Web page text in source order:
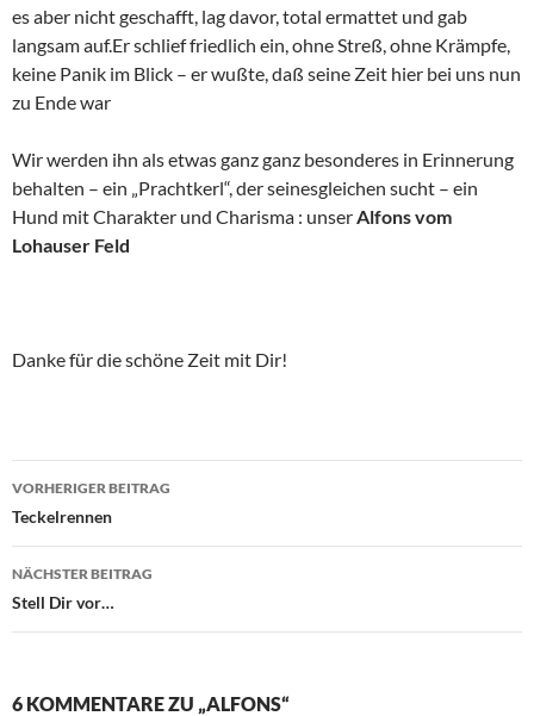
es aber nicht geschafft, lag davor, total ermattet und gab
langsam auf.Er schlief friedlich ein, ohne Streß, ohne Krämpfe,
keine Panik im Blick – er wußte, daß seine Zeit hier bei uns nun
zu Ende war
Wir werden ihn als etwas ganz ganz besonderes in Erinnerung
behalten – ein „Prachtkerl“, der seinesgleichen sucht – ein
Hund mit Charakter und Charisma : unserAlfons vom
Lohauser Feld
Danke für die schöne Zeit mit Dir!
Beitragsnavigation
VORHERIGER BEITRAG
Teckelrennen
NÄCHSTER BEITRAG
Stell Dir vor…
6 KOMMENTARE ZU „ALFONS“